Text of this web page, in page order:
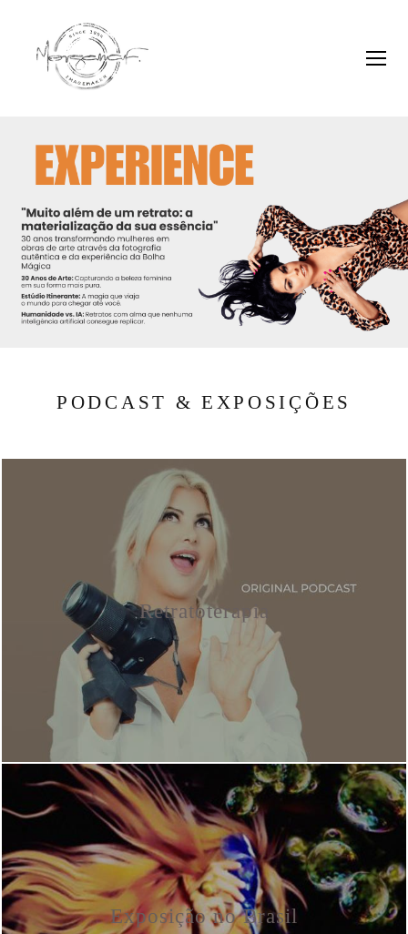
PODCAST & EXPOSIÇÕES
Retratoterapia
Exposição no Brasil